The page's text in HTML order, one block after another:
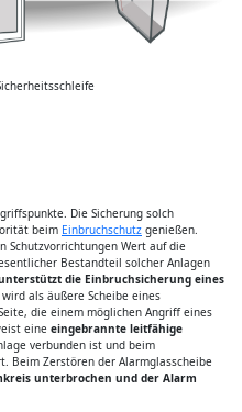
Die Sicherung solch
beim Einbruchschutz genießen.
Schutzvorrichtungen Wert auf die
Bestandteil solcher Anlagen
die Einbruchsicherung eines
wird als äußere Scheibe eines
die einem möglichen Angriff eines
eine eingebrannte leitfähige
verbunden ist und beim
Beim Zerstören der Alarmglasscheibe
unterbrochen und der Alarm